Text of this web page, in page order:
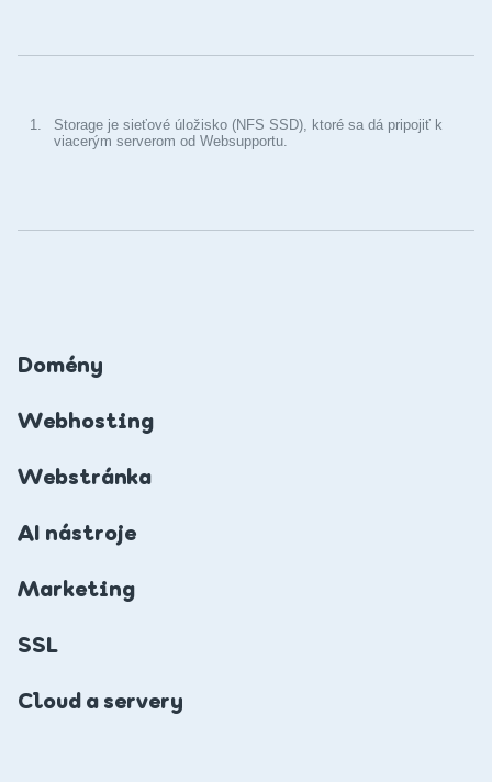
dátového centra. Samozrejme konfigurácia
odozvu a stabilitu je už vo vašich rukách.
1.
Storage je sieťové úložisko (NFS SSD), ktoré sa dá pripojiť k
viacerým serverom od Websupportu.
Domény
Webhosting
Webstránka
AI nástroje
Marketing
SSL
Cloud a servery